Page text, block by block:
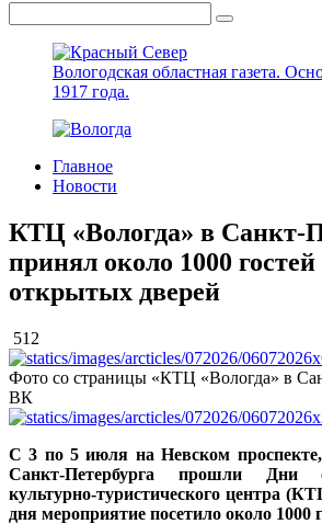
Вологодская областная газета.
1917 года.
Главное
Новости
КТЦ «Вологда» в Санкт-
принял около 1000
открытых дверей
512
Фото со страницы «КТЦ «Вологда» в
ВК
С 3 по 5 июля на Невском
Санкт-Петербурга прошли Дни
культурно-туристического центра
дня мероприятие посетило около 1000